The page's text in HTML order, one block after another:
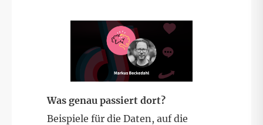
Was genau passiert dort?
Beispiele für die Daten, auf die